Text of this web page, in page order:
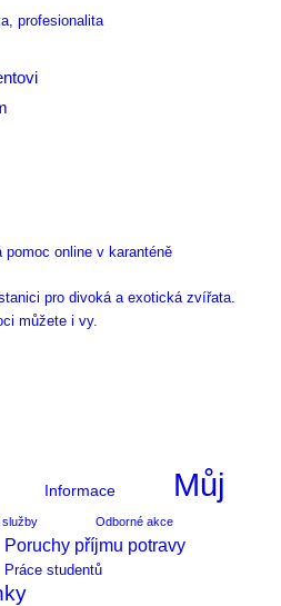
pro divoká a exotická zvířata.
můžete i vy.
Informace
Můj
Odborné akce
Poruchy příjmu potravy
Práce studentů